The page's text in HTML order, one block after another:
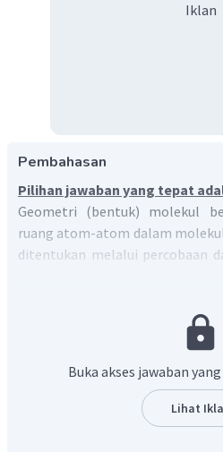
Iklan
Pembahasan
Pilihan jawaban yang tepat
Geometri (bentuk) molekul
ruang atom-atom dalam
ditentukan melalui percobaan
dan berdasarkan teori hibridisasi.
Hibridisasi adalah peleburan
energinya setingkat.
hibridisasi) sama dengan
hibridisasi itu, sedangkan
Buka akses jawaban
Lihat